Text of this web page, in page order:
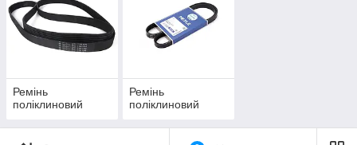
Ремінь
поліклиновий
Ремінь
поліклиновий